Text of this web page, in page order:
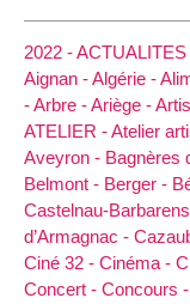
2022 -ACTUALITES
Aignan -Algérie -
-Arbre -Ariège -
ATELIER -Atelier
Aveyron - Bagnères
Belmont - Berger -
Castelnau-
d’Armagnac -
Ciné 32 - Cinéma -
Concert - Concours -